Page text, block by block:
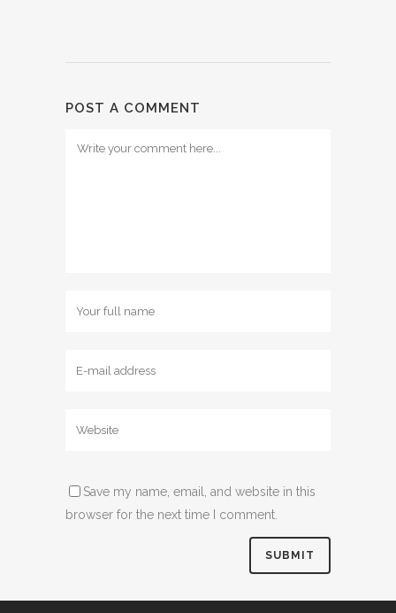
POST A COMMENT
Save my name, email, and website in this
browser for the next time I comment.